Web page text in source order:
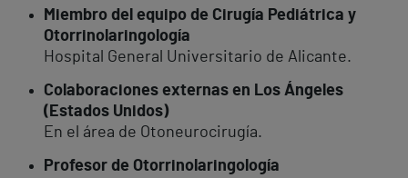
Miembro del equipo de Cirugía Pediátrica y
Otorrinolaringología
Hospital General Universitario de Alicante.
Colaboraciones externas en Los Ángeles
(Estados Unidos)
En el área de Otoneurocirugía.
Profesor de Otorrinolaringología